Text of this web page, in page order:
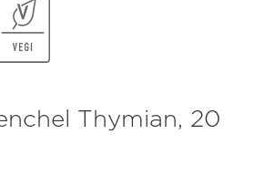
Thymian, 20